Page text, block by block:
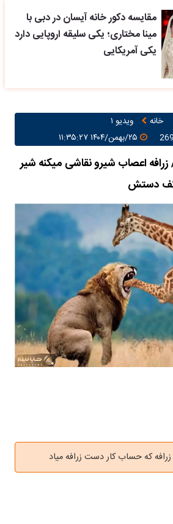
مقایسه دکور خانه آیسان در دبی با
مینا مختاری؛ یکی سلیقه اروپایی دارد
یکی آمریکایی
خانه
ویدیو ۱
۲۵/بهمن/۱۴۰۴ ۱۱:۳۵:۲۷
اعصاب شیرو نقاشی میکنه شیر
کف دستش
زرافه که حساب کار دست زرافه میاد